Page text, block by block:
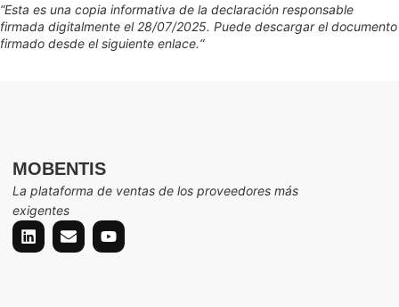
“Esta es una copia informativa de la declaración responsable
firmada digitalmente el 28/07/2025. Puede descargar el documento
firmado desde el siguiente enlace.“
MOBENTIS
La plataforma de ventas de los proveedores más
exigentes